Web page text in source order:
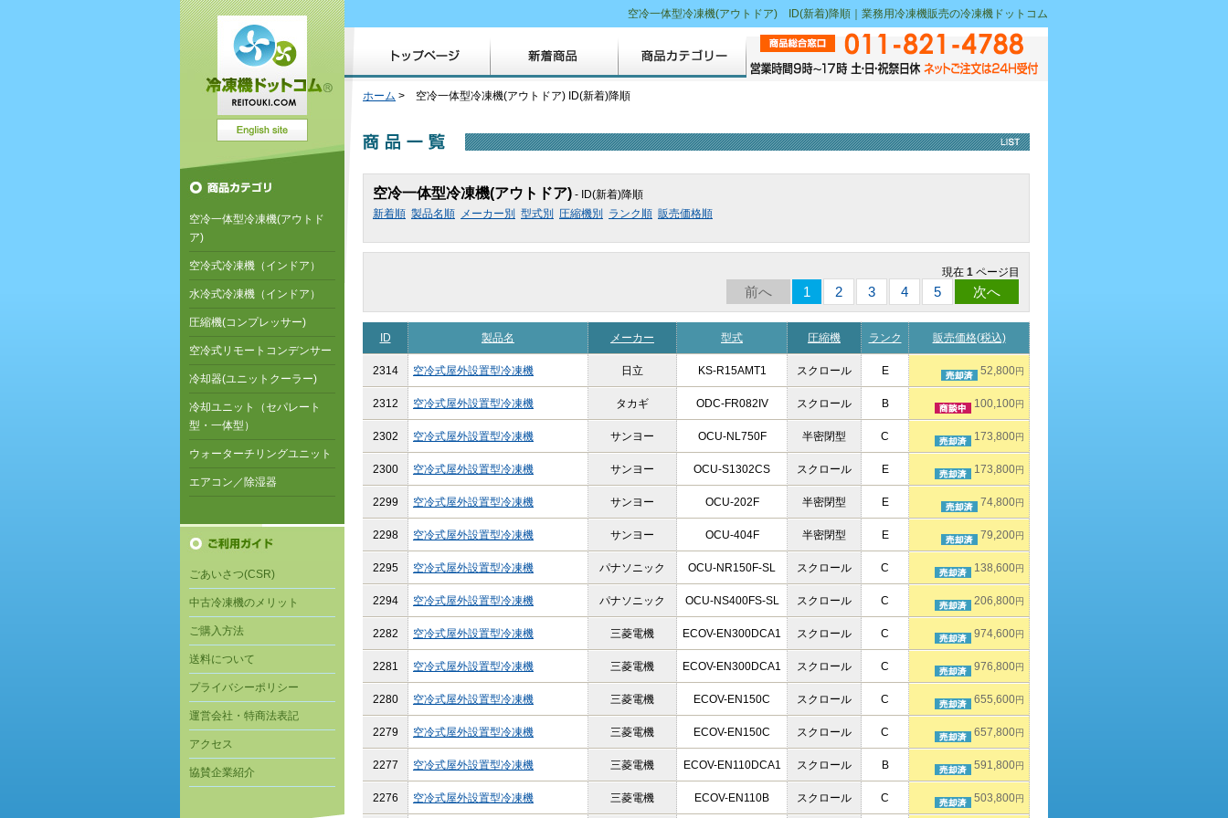
空冷一体型冷凍機(アウトドア) ID(新着)降順｜業務用冷凍機販売の冷凍機ドットコム
ホーム > 空冷一体型冷凍機(アウトドア) ID(新着)降順
空冷一体型冷凍機(アウトドア) - ID(新着)降順
新着順 製品名順 メーカー別 型式別 圧縮機別 ランク順 販売価格順
現在 1 ページ目
前へ 1 2 3 4 5 次へ
ID 製品名 メーカー 型式 圧縮機 ランク 販売価格(税込)
2314 空冷式屋外設置型冷凍機 日立 KS-R15AMT1 スクロール E 52,800円
2312 空冷式屋外設置型冷凍機 タカギ ODC-FR082IV スクロール B 100,100円
2302 空冷式屋外設置型冷凍機 サンヨー OCU-NL750F 半密閉型 C 173,800円
2300 空冷式屋外設置型冷凍機 サンヨー OCU-S1302CS スクロール E 173,800円
2299 空冷式屋外設置型冷凍機 サンヨー OCU-202F 半密閉型 E 74,800円
2298 空冷式屋外設置型冷凍機 サンヨー OCU-404F 半密閉型 E 79,200円
2295 空冷式屋外設置型冷凍機 パナソニック OCU-NR150F-SL スクロール C 138,600円
2294 空冷式屋外設置型冷凍機 パナソニック OCU-NS400FS-SL スクロール C 206,800円
2282 空冷式屋外設置型冷凍機 三菱電機 ECOV-EN300DCA1 スクロール C 974,600円
2281 空冷式屋外設置型冷凍機 三菱電機 ECOV-EN300DCA1 スクロール C 976,800円
2280 空冷式屋外設置型冷凍機 三菱電機 ECOV-EN150C スクロール C 655,600円
2279 空冷式屋外設置型冷凍機 三菱電機 ECOV-EN150C スクロール C 657,800円
2277 空冷式屋外設置型冷凍機 三菱電機 ECOV-EN110DCA1 スクロール B 591,800円
2276 空冷式屋外設置型冷凍機 三菱電機 ECOV-EN110B スクロール C 503,800円
空冷一体型冷凍機(アウトド
ア)
空冷式冷凍機（インドア）
水冷式冷凍機（インドア）
圧縮機(コンプレッサー)
空冷式リモートコンデンサー
冷却器(ユニットクーラー)
冷却ユニット（セパレート
型・一体型）
ウォーターチリングユニット
エアコン／除湿器
ごあいさつ(CSR)
中古冷凍機のメリット
ご購入方法
送料について
プライバシーポリシー
運営会社・特商法表記
アクセス
協賛企業紹介